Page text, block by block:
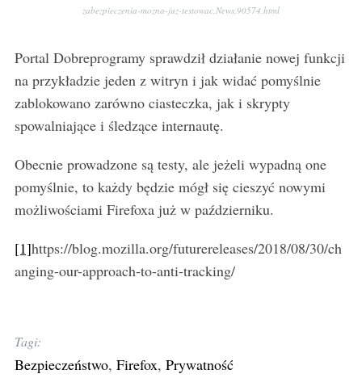
zabezpieczenia-mozna-juz-testowac,News,90574.html
Portal Dobreprogramy sprawdził działanie nowej funkcji
na przykładzie jeden z witryn i jak widać pomyślnie
zablokowano zarówno ciasteczka, jak i skrypty
spowalniające i śledzące internautę.
Obecnie prowadzone są testy, ale jeżeli wypadną one
pomyślnie, to każdy będzie mógł się cieszyć nowymi
możliwościami Firefoxa już w październiku.
[1]https://blog.mozilla.org/futurereleases/2018/08/30/ch
anging-our-approach-to-anti-tracking/
Tagi:
Bezpieczeństwo, Firefox, Prywatność
h
f
r
: